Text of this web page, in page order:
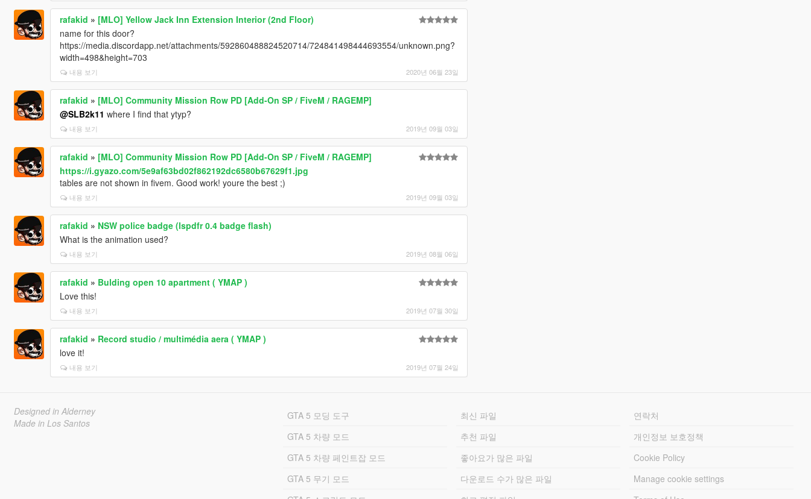
rafakid » [MLO] Yellow Jack Inn Extension Interior (2nd Floor)
name for this door?
https://media.discordapp.net/attachments/592860488824520714/724841498444693554/unknown.png?
width=498&height=703
내용 보기 2020년 06월 23일
rafakid » [MLO] Community Mission Row PD [Add-On SP / FiveM / RAGEMP]
@SLB2k11 where I find that ytyp?
내용 보기 2019년 09월 03일
rafakid » [MLO] Community Mission Row PD [Add-On SP / FiveM / RAGEMP]
https://i.gyazo.com/5e9af63bd02f862192dc6580b67629f1.jpg
tables are not shown in fivem. Good work! youre the best ;)
내용 보기 2019년 09월 03일
rafakid » NSW police badge (lspdfr 0.4 badge flash)
What is the animation used?
내용 보기 2019년 08월 06일
rafakid » Bulding open 10 apartment ( YMAP )
Love this!
내용 보기 2019년 07월 30일
rafakid » Record studio / multimédia aera ( YMAP )
love it!
내용 보기 2019년 07월 24일
Designed in Alderney
Made in Los Santos
GTA 5 모딩 도구
GTA 5 차량 모드
GTA 5 차량 페인트잡 모드
GTA 5 무기 모드
최신 파일
추천 파일
좋아요가 많은 파일
다운로드 수가 많은 파일
연락처
개인정보 보호정책
Cookie Policy
Manage cookie settings